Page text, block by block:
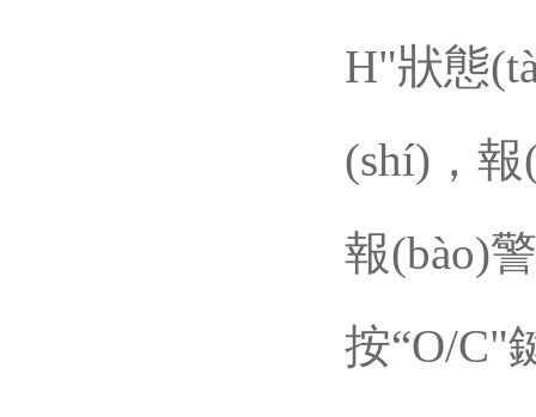
H"狀態
(shí)，報
報(bào)
按“O/C"